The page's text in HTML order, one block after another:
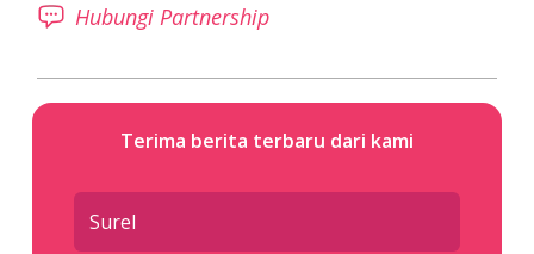
Hubungi Partnership
Terima berita terbaru dari kami